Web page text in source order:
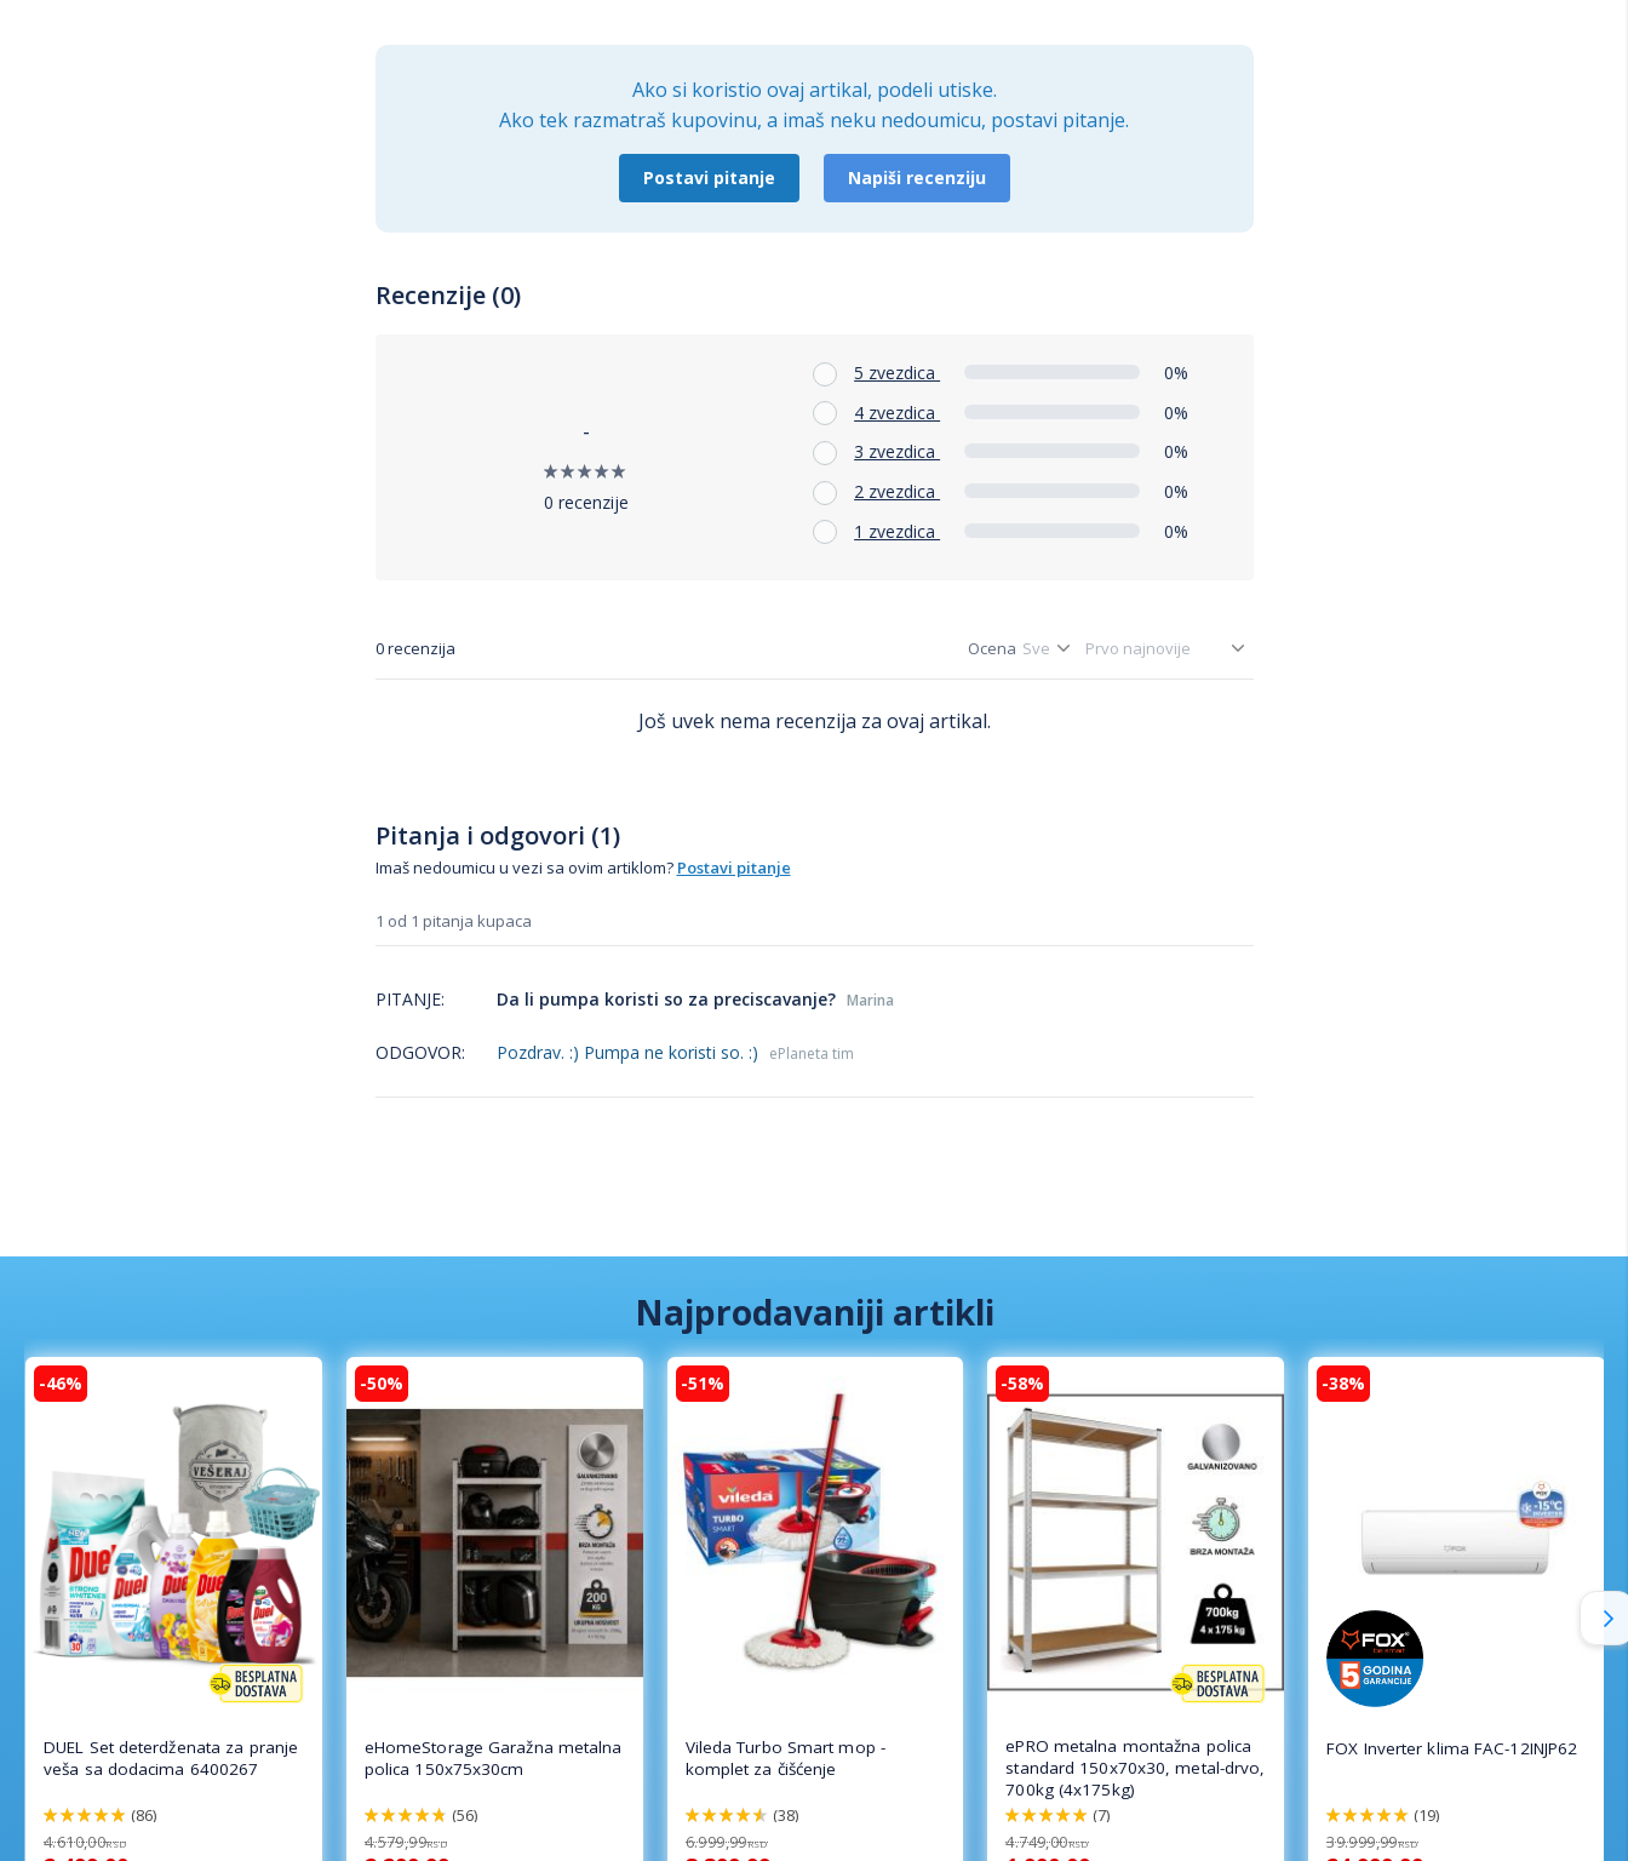
Ako si koristio ovaj artikal, podeli utiske.
Ako tek razmatraš kupovinu, a imaš neku nedoumicu, postavi pitanje.
Postavi pitanje Napiši recenziju
Recenzije (0)
-
0 recenzije
5 zvezdica
0%
4 zvezdica
0%
3 zvezdica
0%
2 zvezdica
0%
1 zvezdica
0%
0 recenzija Ocena
Još uvek nema recenzija za ovaj artikal.
Pitanja i odgovori (1)
Imaš nedoumicu u vezi sa ovim artiklom? Postavi pitanje
1 od 1 pitanja kupaca
PITANJE: Da li pumpa koristi so za preciscavanje? Marina
ODGOVOR: Pozdrav. :) Pumpa ne koristi so. :) ePlaneta tim
Najprodavaniji artikli
-46%
DUEL Set deterdženata za pranje
veša sa dodacima 6400267
98%
(86)
4.610,00RSD
-50%
eHomeStorage Garažna metalna
polica 150x75x30cm
96%
(56)
4.579,99RSD
-51%
Vileda Turbo Smart mop -
komplet za čišćenje
92%
(38)
6.999,99RSD
-58%
ePRO metalna montažna polica
standard 150x70x30, metal-drvo,
700kg (4x175kg)
100%
(7)
4.749,00RSD
-38%
FOX Inverter klima FAC-12INJP62
100%
(19)
39.999,99RSD